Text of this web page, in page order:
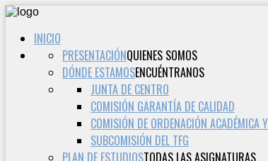
INICIO
PRESENTACIÓNQUIENES SOMOS
DÓNDE ESTAMOSENCUÉNTRANOS
JUNTA DE CENTRO
COMISIÓN GARANTÍA DE CALIDAD
COMISIÓN DE ORDENACIÓN ACADÉMICA
SUBCOMISIÓN DEL TFG
PLAN DE ESTUDIOSTODAS LAS ASIGNATURAS